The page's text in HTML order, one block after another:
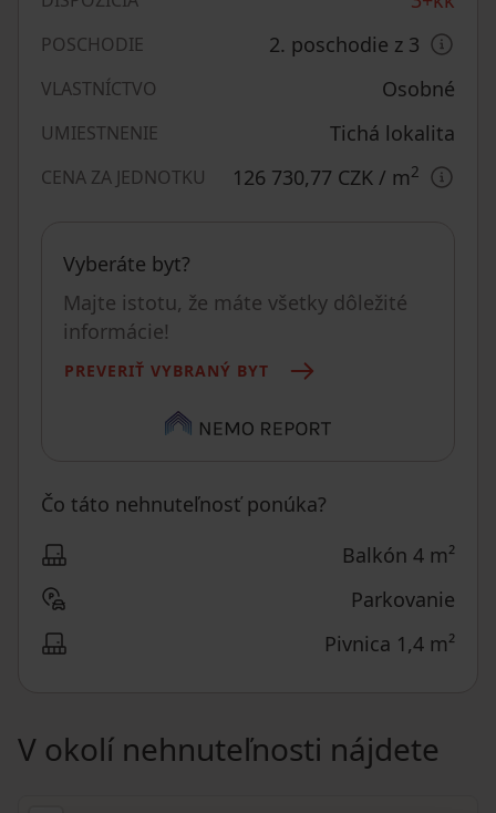
POSCHODIE 2. poschodie z 3
VLASTNÍCTVO Osobné
UMIESTNENIE Tichá lokalita
CENA ZA JEDNOTKU 126 730,77 CZK / m2
Vyberáte byt?
Majte istotu, že máte všetky dôležité
informácie!
PREVERIŤ VYBRANÝ BYT
Čo táto nehnuteľnosť ponúka?
Balkón 4 m²
Parkovanie
Pivnica 1,4 m²
V okolí nehnuteľnosti nájdete